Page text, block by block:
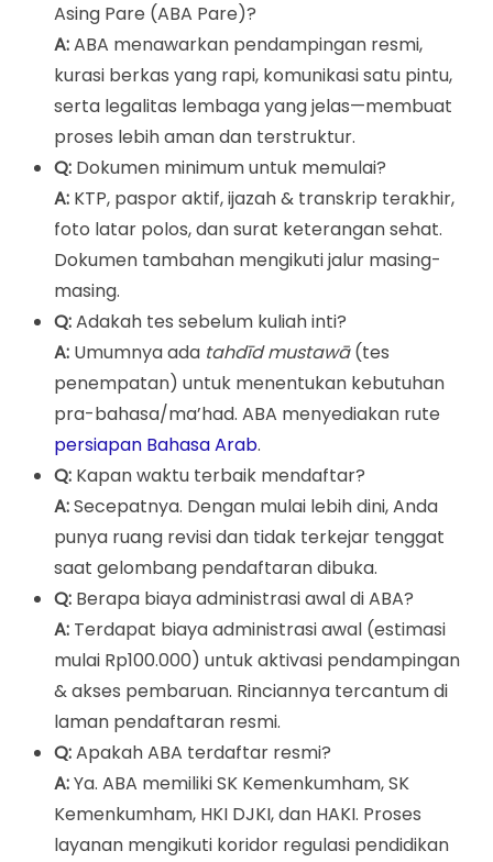
Asing Pare (ABA Pare)?
A:ABA menawarkan pendampingan resmi,
kurasi berkas yang rapi, komunikasi satu pintu,
serta legalitas lembaga yang jelas—membuat
proses lebih aman dan terstruktur.
Q: Dokumen minimum untuk memulai?
A: KTP, paspor aktif, ijazah & transkrip terakhir,
foto latar polos, dan surat keterangan sehat.
Dokumen tambahan mengikuti jalur masing-
masing.
Q:Adakah tes sebelum kuliah inti?
A: Umumnya ada tahdīd mustawā(tes
penempatan) untuk menentukan kebutuhan
pra-bahasa/ma’had. ABA menyediakan rute
persiapan Bahasa Arab.
Q: Kapan waktu terbaik mendaftar?
A:Secepatnya. Dengan mulai lebih dini, Anda
punya ruang revisi dan tidak terkejar tenggat
saat gelombang pendaftaran dibuka.
Q: Berapa biaya administrasi awal di ABA?
A: Terdapat biaya administrasi awal (estimasi
mulai Rp100.000) untuk aktivasi pendampingan
& akses pembaruan. Rinciannya tercantum di
laman pendaftaran resmi.
Q:Apakah ABA terdaftar resmi?
A:Ya. ABA memiliki SK Kemenkumham, SK
Kemenkumham, HKI DJKI, dan HAKI. Proses
layanan mengikuti koridor regulasi pendidikan